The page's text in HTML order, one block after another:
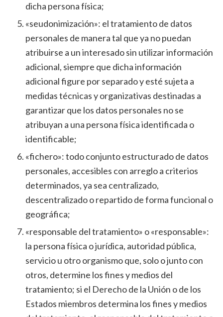
dicha persona física;
«seudonimización»: el tratamiento de datos
personales de manera tal que ya no puedan
atribuirse a un interesado sin utilizar información
adicional, siempre que dicha información
adicional figure por separado y esté sujeta a
medidas técnicas y organizativas destinadas a
garantizar que los datos personales no se
atribuyan a una persona física identificada o
identificable;
«fichero»: todo conjunto estructurado de datos
personales, accesibles con arreglo a criterios
determinados, ya sea centralizado,
descentralizado o repartido de forma funcional o
geográfica;
«responsable del tratamiento» o «responsable»:
la persona física o jurídica, autoridad pública,
servicio u otro organismo que, solo o junto con
otros, determine los fines y medios del
tratamiento; si el Derecho de la Unión o de los
Estados miembros determina los fines y medios